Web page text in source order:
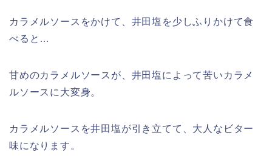
カラメルソースをかけて、井田塩を少しふりかけて食
べると…
甘めのカラメルソースが、井田塩によって苦いカラメ
ルソースに大変身。
カラメルソースを井田塩が引き立てて、大人なビター
味になります。